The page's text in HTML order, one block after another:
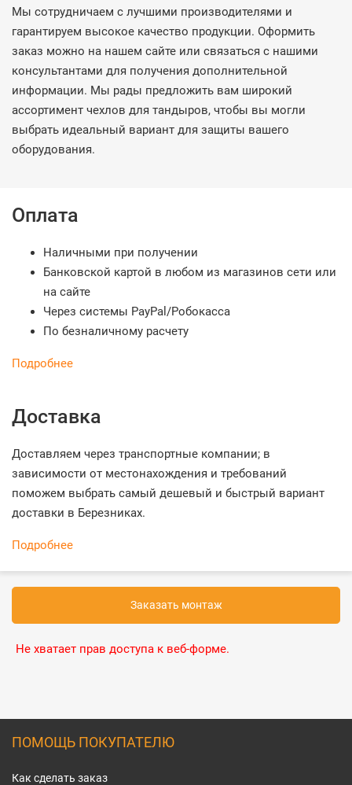
Мы сотрудничаем с лучшими производителями и
гарантируем высокое качество продукции. Оформить
заказ можно на нашем сайте или связаться с нашими
консультантами для получения дополнительной
информации. Мы рады предложить вам широкий
ассортимент чехлов для тандыров, чтобы вы могли
выбрать идеальный вариант для защиты вашего
оборудования.
Оплата
Наличными при получении
Банковской картой в любом из магазинов сети или
на сайте
Через системы PayPal/Робокасса
По безналичному расчету
Подробнее
Доставка
Доставляем через транспортные компании; в
зависимости от местонахождения и требований
поможем выбрать самый дешевый и быстрый вариант
доставки в Березниках.
Подробнее
Заказать монтаж
Не хватает прав доступа к веб-форме.
ПОМОЩЬ ПОКУПАТЕЛЮ
Как сделать заказ